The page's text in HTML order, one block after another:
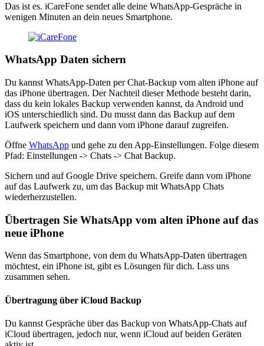
Das ist es. iCareFone sendet alle deine WhatsApp-Gespräche in
wenigen Minuten an dein neues Smartphone.
WhatsApp Daten sichern
Du kannst WhatsApp-Daten per Chat-Backup vom alten iPhone auf
das iPhone übertragen. Der Nachteil dieser Methode besteht darin,
dass du kein lokales Backup verwenden kannst, da Android und
iOS unterschiedlich sind. Du musst dann das Backup auf dem
Laufwerk speichern und dann vom iPhone darauf zugreifen.
Öffne WhatsApp und gehe zu den App-Einstellungen. Folge diesem
Pfad: Einstellungen -> Chats -> Chat Backup.
Sichern und auf Google Drive speichern. Greife dann vom iPhone
auf das Laufwerk zu, um das Backup mit WhatsApp Chats
wiederherzustellen.
Übertragen Sie WhatsApp vom alten iPhone auf das
neue iPhone
Wenn das Smartphone, von dem du WhatsApp-Daten übertragen
möchtest, ein iPhone ist, gibt es Lösungen für dich. Lass uns
zusammen sehen.
Übertragung über iCloud Backup
Du kannst Gespräche über das Backup von WhatsApp-Chats auf
iCloud übertragen, jedoch nur, wenn iCloud auf beiden Geräten